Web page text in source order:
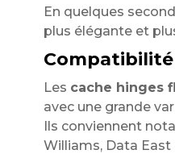
En quelques
plus élégante et
Les cache hinges
avec une grande
Ils conviennent
Williams, Data